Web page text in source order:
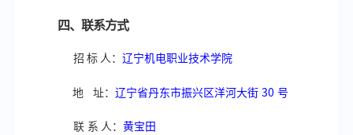
四、联系方式
招 标 人： 辽宁机电职业技术学院
地 址： 辽宁省丹东市振兴区洋河大街 30 号
联 系 人： 黄宝田